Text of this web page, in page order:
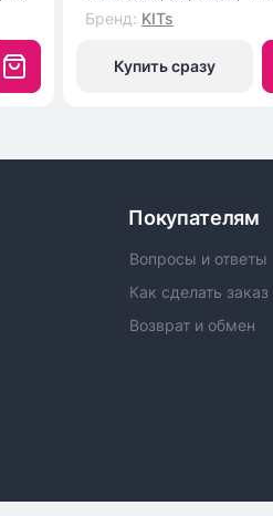
(KITS-W-002)
Бренд: KITs
Купить сразу
Покупателям
Вопросы и ответы
Как сделать заказ
Возврат и обмен